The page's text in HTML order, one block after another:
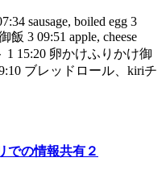
sausage, boiled egg 3
3 09:51 apple, cheese
1 15:20 卵かけふりかけ御
ブレッドロール、kiriチ
での情報共有２